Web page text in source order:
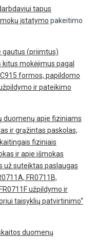
tapus
įstatymo pakeitimo
gautus (priimtus)
mokėjimus pagal
formos, papildomo
ir pateikimo
duomenų apie fiziniams
ir grąžintas paskolas,
fiziniais
ir apie išmokas
už suteiktas paslaugas
FR0711B,
užpildymo ir
taisyklių patvirtinimo“
duomenų